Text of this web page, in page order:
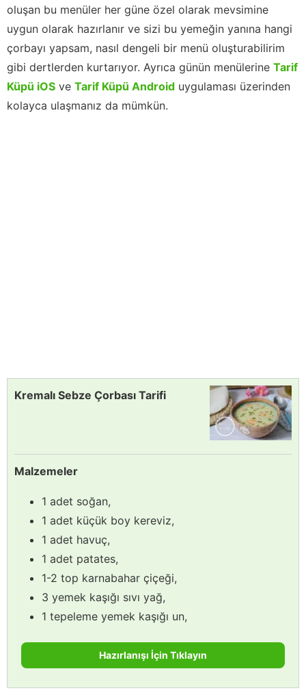
oluşan bu menüler her güne özel olarak mevsimine
uygun olarak hazırlanır ve sizi bu yemeğin yanına hangi
çorbayı yapsam, nasıl dengeli bir menü oluşturabilirim
gibi dertlerden kurtarıyor. Ayrıca günün menülerine Tarif
Küpü iOS ve Tarif Küpü Android uygulaması üzerinden
kolayca ulaşmanız da mümkün.
Kremalı Sebze Çorbası Tarifi
Malzemeler
1 adet soğan,
1 adet küçük boy kereviz,
1 adet havuç,
1 adet patates,
1-2 top karnabahar çiçeği,
3 yemek kaşığı sıvı yağ,
1 tepeleme yemek kaşığı un,
Hazırlanışı İçin Tıklayın